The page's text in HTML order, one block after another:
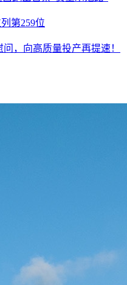
第259位
，向高质量投产再提速！